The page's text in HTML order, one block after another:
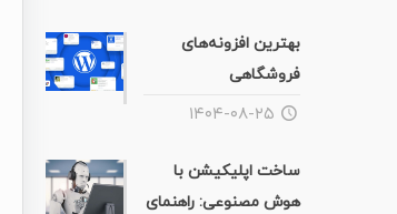
بهترین افزونه‌های
فروشگاهی
۱۴۰۴-۰۸-۲۵
ساخت اپلیکیشن با
هوش مصنوعی: راهنمای